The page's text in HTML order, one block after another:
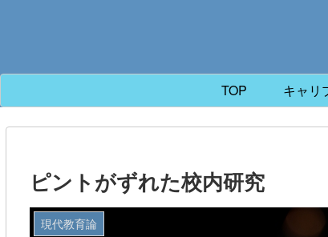
TOP キャリ
ピントがずれた校内研究
現代教育論